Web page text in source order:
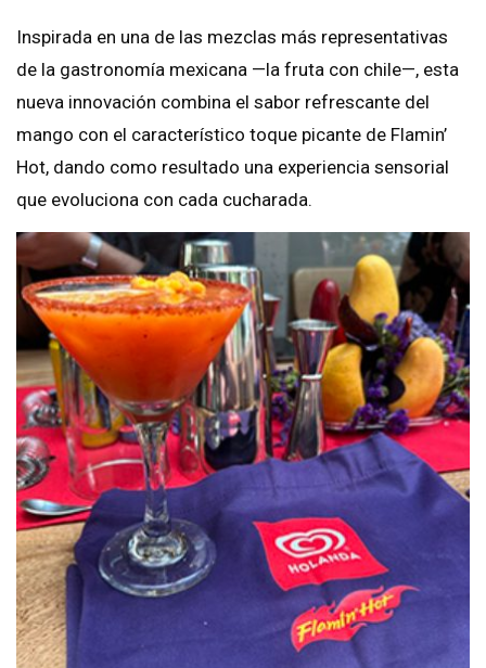
Inspirada en una de las mezclas más representativas
de la gastronomía mexicana —la fruta con chile—, esta
nueva innovación combina el sabor refrescante del
mango con el característico toque picante de Flamin’
Hot, dando como resultado una experiencia sensorial
que evoluciona con cada cucharada.